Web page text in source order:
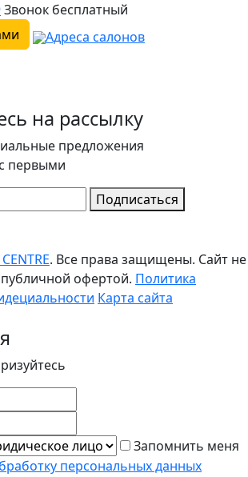
Звонок бесплатный
Адреса салонов
на рассылку
предложения
первыми
Подписаться
. Все права защищены. Сайт не
публичной офертой. Политика
Карта сайта
Запомнить меня
персональных данных